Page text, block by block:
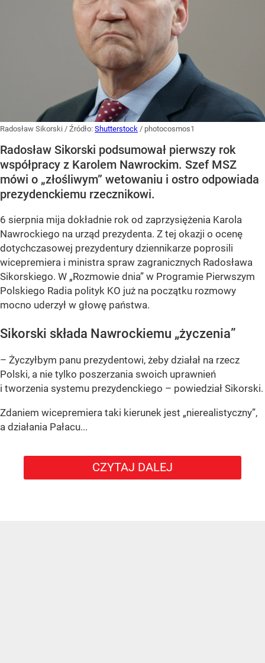
Radosław Sikorski / Źródło: Shutterstock / photocosmos1
Radosław Sikorski podsumował pierwszy rok
współpracy z Karolem Nawrockim. Szef MSZ
mówi o „złośliwym” wetowaniu i ostro odpowiada
prezydenckiemu rzecznikowi.
6 sierpnia mija dokładnie rok od zaprzysiężenia Karola
Nawrockiego na urząd prezydenta. Z tej okazji o ocenę
dotychczasowej prezydentury dziennikarze poprosili
wicepremiera i ministra spraw zagranicznych Radosława
Sikorskiego. W „Rozmowie dnia” w Programie Pierwszym
Polskiego Radia polityk KO już na początku rozmowy
mocno uderzył w głowę państwa.
Sikorski składa Nawrockiemu „życzenia”
– Życzyłbym panu prezydentowi, żeby działał na rzecz
Polski, a nie tylko poszerzania swoich uprawnień
i tworzenia systemu prezydenckiego – powiedział Sikorski.
Zdaniem wicepremiera taki kierunek jest „nierealistyczny”,
a działania Pałacu...
CZYTAJ DALEJ